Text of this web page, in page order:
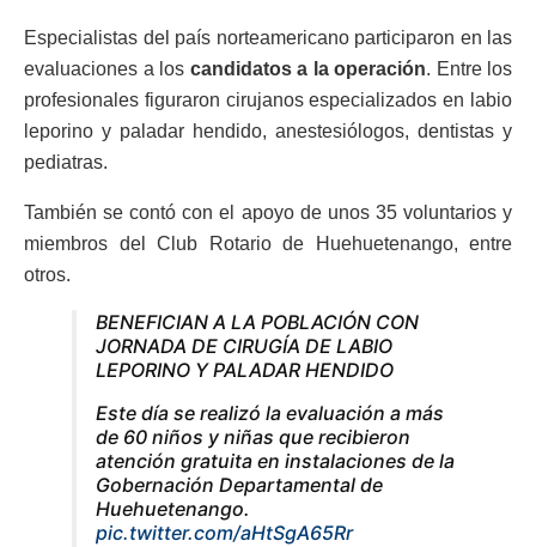
Especialistas del país norteamericano participaron en las
evaluaciones a los candidatos a la operación. Entre los
profesionales figuraron cirujanos especializados en labio
leporino y paladar hendido, anestesiólogos, dentistas y
pediatras.
También se contó con el apoyo de unos 35 voluntarios y
miembros del Club Rotario de Huehuetenango, entre
otros.
BENEFICIAN A LA POBLACIÓN CON
JORNADA DE CIRUGÍA DE LABIO
LEPORINO Y PALADAR HENDIDO
Este día se realizó la evaluación a más
de 60 niños y niñas que recibieron
atención gratuita en instalaciones de la
Gobernación Departamental de
Huehuetenango.
pic.twitter.com/aHtSgA65Rr